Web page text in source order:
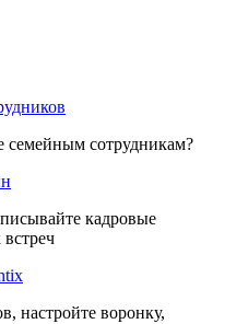
семейным сотрудникам?
кадровые
настройте воронку,